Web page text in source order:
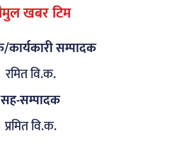
खबर टिम
कार्यकारी सम्पादक
रमित वि.क.
सह-सम्पादक
प्रमित वि.क.